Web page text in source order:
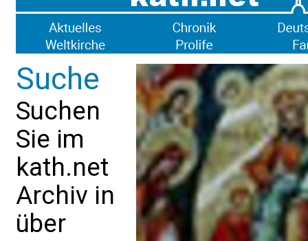
Suche
Suchen
Sie im
kath.net
Archiv in
über